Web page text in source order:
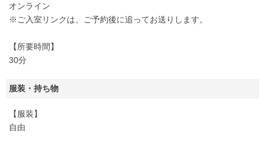
オンライン
※ご入室リンクは、ご予約後に追ってお送りします。
【所要時間】
30分
服装・持ち物
【服装】
自由